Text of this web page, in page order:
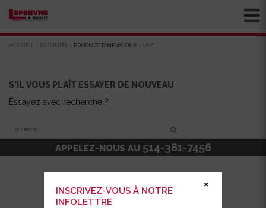
ACCUEIL > PRODUITS > PRODUCT DIMENSIONS > 1/2"
S'IL VOUS PLAÎT ESSAYER DE NOUVEAU
Essayez avec recherche ?
INSCRIVEZ-VOUS À NOTRE
INFOLETTRE
✖
APPELEZ-NOUS AU 514-381-7456